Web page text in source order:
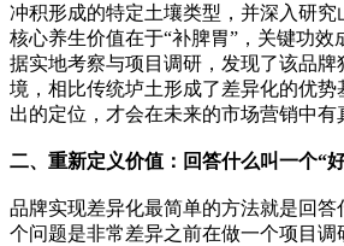
冲积形成的特定土壤类型，并深入研究
核心养生价值在于“补脾胃”，关键功效
据实地考察与项目调研，发现了该品牌
境，相比传统垆土形成了差异化的优
出的定位，才会在未来的市场营销中有
二、重新定义价值：回答什么叫一个“
品牌实现差异化最简单的方法就是回
个问题是非常差异之前在做一个项目调